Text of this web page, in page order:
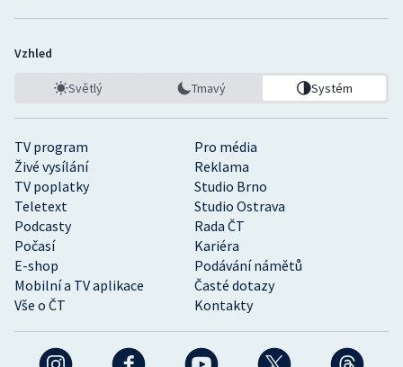
TV program
Pro média
Živé vysílání
Reklama
TV poplatky
Studio Brno
Teletext
Studio Ostrava
Podcasty
Rada ČT
Počasí
Kariéra
E-shop
Podávání námětů
Mobilní a TV aplikace
Časté dotazy
Vše o ČT
Kontakty
Vzhled
Světlý Tmavý Systém